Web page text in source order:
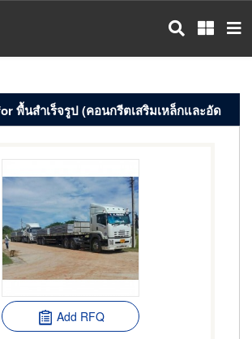
พื้นสำเร็จรูป (คอนกรีตเสริมเหล็กและอัด
Add RFQ